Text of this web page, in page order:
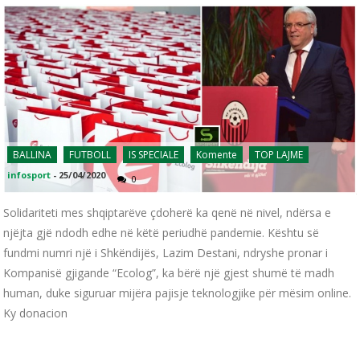
BALLINA FUTBOLL IS SPECIALE Komente TOP LAJME
infosport - 25/04/2020 0
Solidariteti mes shqiptarëve çdoherë ka qenë në nivel, ndërsa e
njëjta gjë ndodh edhe në këtë periudhë pandemie. Kështu së
fundmi numri një i Shkëndijës, Lazim Destani, ndryshe pronar i
Kompanisë gjigande “Ecolog”, ka bërë një gjest shumë të madh
human, duke siguruar mijëra pajisje teknologjike për mësim online.
Ky donacion